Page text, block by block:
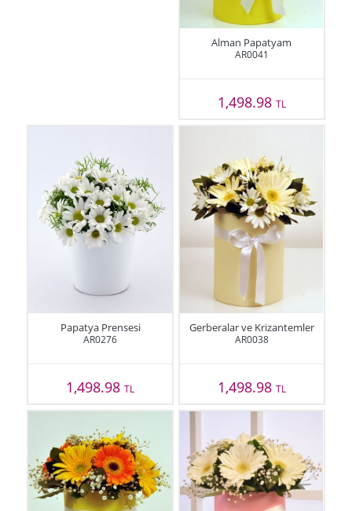
Alman Papatyam
AR0041
1,498.98 TL
Papatya Prensesi
AR0276
1,498.98TL
Gerberalar ve Krizantemler
AR0038
1,498.98 TL